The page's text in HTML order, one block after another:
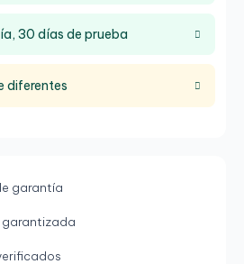
30 días de prueba
diferentes
garantía